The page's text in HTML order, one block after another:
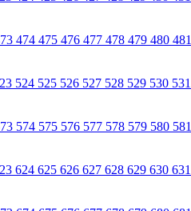
474 475 476 477 478 479 480 481
524 525 526 527 528 529 530 531
574 575 576 577 578 579 580 581
624 625 626 627 628 629 630 631